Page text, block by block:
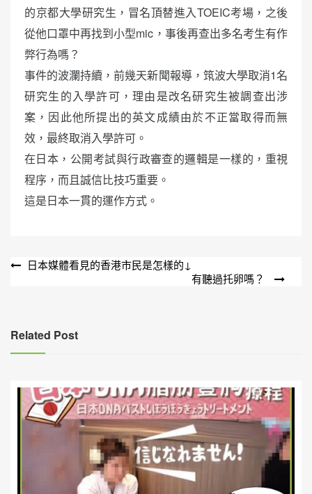
的京都大學研究生，冒名頂替進入TOEIC考場，之後
從他口罩中再找到小型mic，事後再查出多名考生有作
弊行為嗎？
事件的波瀾持續，前幾天新聞報導，筑波大學取消1名
研究生的入學許可，理由是改名研究生被調查出涉
案，因此他所提出的英文成績由於不正當取得而無
效，最終取消入學許可。
在日本，公開考試與行政審查的邏輯是一樣的，重視
程序，而且誠信比技巧重要。
這是日本一貫的運作方式。
文
覽
日本媒體看見的香港市民是怎樣的↓
有聽過托卵嗎？
Related Post